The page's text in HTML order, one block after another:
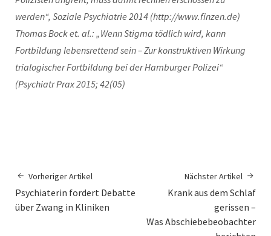
werden“, Soziale Psychiatrie 2014 (http://www.finzen.de)
Thomas Bock et. al.: „Wenn Stigma tödlich wird, kann
Fortbildung lebensrettend sein – Zur konstruktiven Wirkung
trialogischer Fortbildung bei der Hamburger Polizei“
(Psychiatr Prax 2015; 42(05)
Vorheriger Artikel
Psychiaterin fordert Debatte
über Zwang in Kliniken
Nächster Artikel
Krank aus dem Schlaf
gerissen –
Was Abschiebebeobachter